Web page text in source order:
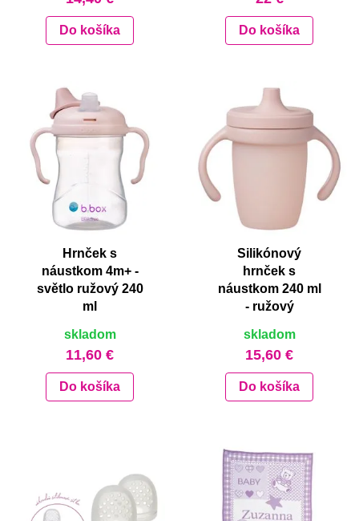
Do košíka Do košíka
Hrnček s
náustkom 4m+ -
světlo ružový 240
ml
skladom
11,60 €
Do košíka
Silikónový
hrnček s
náustkom 240 ml
- ružový
skladom
15,60 €
Do košíka